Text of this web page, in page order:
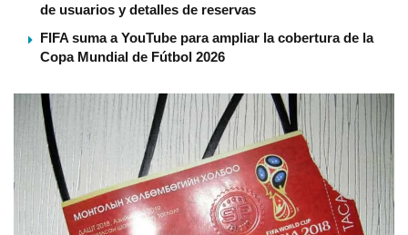
de usuarios y detalles de reservas
FIFA suma a YouTube para ampliar la cobertura de la
Copa Mundial de Fútbol 2026